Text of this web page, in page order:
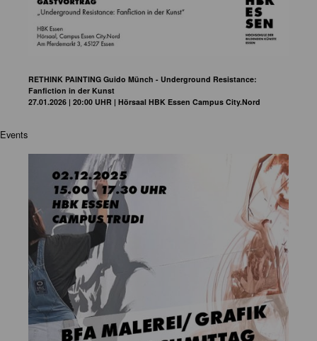
RETHINK PAINTING Guido Münch - Underground Resistance:
Fanfiction in der Kunst
27.01.2026 | 20:00 UHR | Hörsaal HBK Essen Campus City.Nord
Events